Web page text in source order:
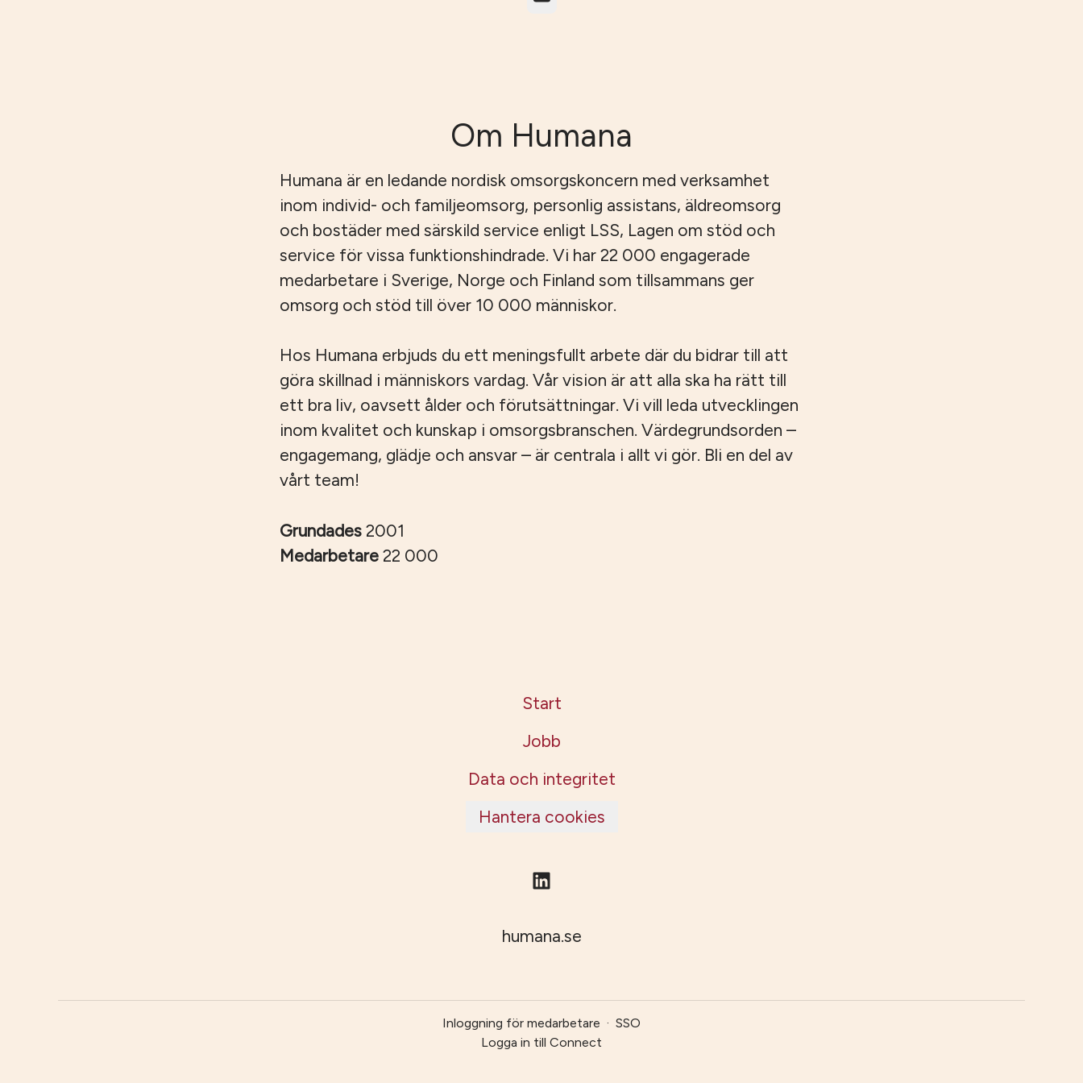
Om Humana
Humana är en ledande nordisk omsorgskoncern med verksamhet
inom individ- och familjeomsorg, personlig assistans, äldreomsorg
och bostäder med särskild service enligt LSS, Lagen om stöd och
service för vissa funktionshindrade. Vi har 22 000 engagerade
medarbetare i Sverige, Norge och Finland som tillsammans ger
omsorg och stöd till över 10 000 människor.
Hos Humana erbjuds du ett meningsfullt arbete där du bidrar till att
göra skillnad i människors vardag. Vår vision är att alla ska ha rätt till
ett bra liv, oavsett ålder och förutsättningar. Vi vill leda utvecklingen
inom kvalitet och kunskap i omsorgsbranschen. Värdegrundsorden –
engagemang, glädje och ansvar – är centrala i allt vi gör. Bli en del av
vårt team!
Grundades 2001
Medarbetare 22 000
Start
Jobb
Data och integritet
Hantera cookies
humana.se
Inloggning för medarbetare · SSO
Logga in till Connect